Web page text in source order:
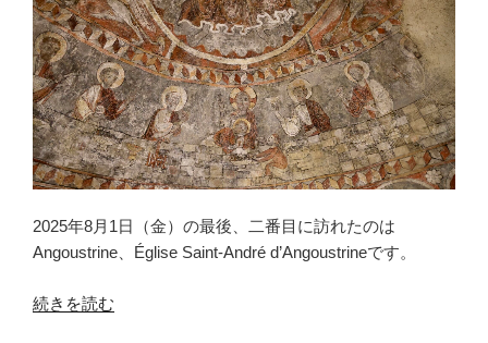
2025年8月1日（金）の最後、二番目に訪れたのは
Angoustrine、Église Saint-André d’Angoustrineです。
“ア
続きを読む